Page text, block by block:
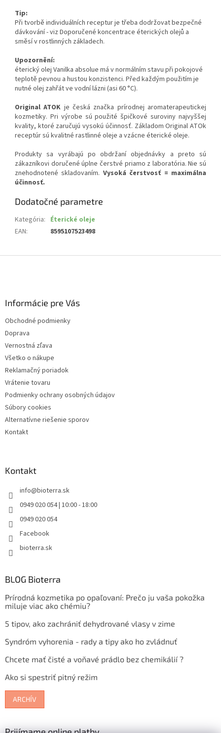
Tip:
Při tvorbě individuálních receptur je třeba dodržovat bezpečné
dávkování - viz Doporučené koncentrace éterických olejů a
směsí v rostlinných základech.
Upozornění:
éterický olej Vanilka absolue má v normálním stavu při pokojové
teplotě pevnou a hustou konzistenci. Před každým použitím je
nutné olej zahřát ve vodní lázni (asi 60 °C).
Original ATOK je česká značka prírodnej aromaterapeutickej
kozmetiky. Pri výrobe sú použité špičkové suroviny najvyššej
kvality, ktoré zaručujú vysokú účinnosť. Základom Original ATOk
receptúr sú kvalitné rastlinné oleje a vzácne éterické oleje.
Produkty sa vyrábajú po obdržaní objednávky a preto sú
zákazníkovi doručené úplne čerstvé priamo z laboratória. Nie sú
znehodnotené skladovaním. Vysoká čerstvosť = maximálna
účinnosť.
Dodatočné parametre
Kategória: Éterické oleje
EAN: 8595107523498
Informácie pre Vás
Obchodné podmienky
Doprava
Vernostná zľava
Všetko o nákupe
Reklamačný poriadok
Vrátenie tovaru
Podmienky ochrany osobných údajov
Súbory cookies
Alternatívne riešenie sporov
Kontakt
Kontakt
info@bioterra.sk
0949 020 054 | 10:00 - 18:00
0949 020 054
Facebook
bioterra.sk
BLOG Bioterra
Prírodná kozmetika po opaľovaní: Prečo ju vaša pokožka
miluje viac ako chémiu?
5 tipov, ako zachrániť dehydrované vlasy v zime
Syndróm vyhorenia - rady a tipy ako ho zvládnuť
Chcete mať čisté a voňavé prádlo bez chemikálií ?
Ako si spestriť pitný režim
ARCHÍV